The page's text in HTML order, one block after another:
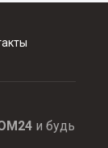
и будь